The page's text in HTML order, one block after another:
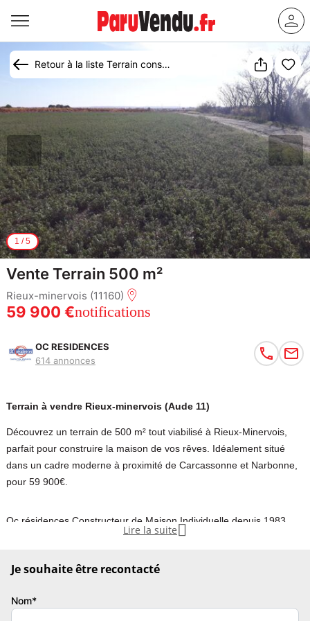
Retour à la liste Terrain constructible à vendre Rieux-Minervois
1 /5
Vente Terrain 500 m²
Rieux-minervois (11160)
59 900 €notifications
OC RESIDENCES
614 annonces
Terrain à vendre Rieux-minervois (Aude 11)
Découvrez un terrain de 500 m² tout viabilisé à Rieux-Minervois,
parfait pour construire la maison de vos rêves. Idéalement situé
dans un cadre moderne à proximité de Carcassonne et Narbonne,
pour 59 900€.
Oc résidences Constructeur de Maison Individuelle depuis 1983,
vous propose avec son partenaire foncier Sur la commune de
découvrir ce terrain de 500 m² tout viabilisé. A seulement 30
viabilisé en EAU, EDF et TELECOM.
Lire la suite 
Je souhaite être recontacté
Nom*